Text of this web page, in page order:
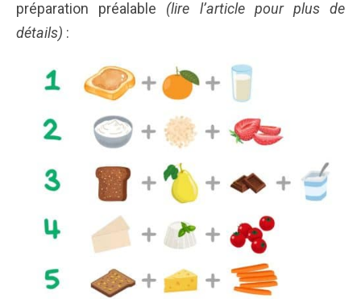
préparation préalable (lire l’article pour plus de
détails) :